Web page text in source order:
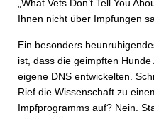
„What Vets Don’t Tell You
Ihnen nicht über Impfungen
Ein besonders
ist, dass die geimpften
eigene DNS entwickelten.
Rief die Wissenschaft zu
Impfprogramms auf? Nein.